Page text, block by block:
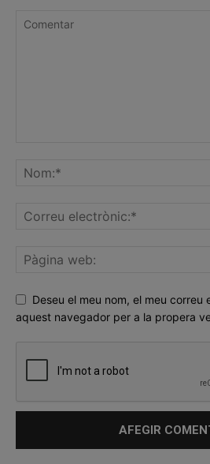
Deseu el meu nom, el meu correu
aquest navegador per a la propera